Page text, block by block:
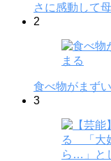
さに感動して
2
食べ物がまず
3